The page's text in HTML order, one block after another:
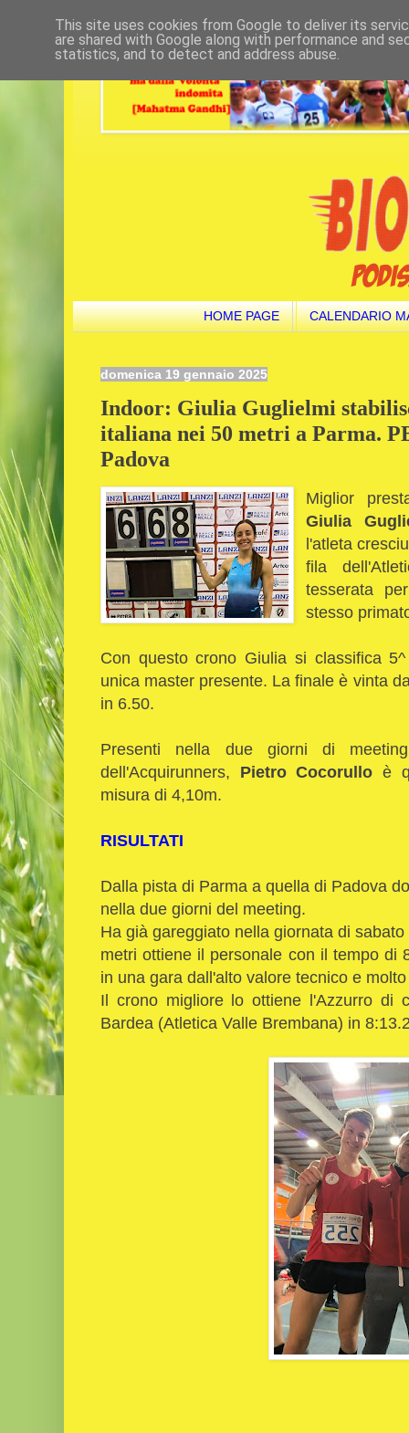
HOME PAGE CALENDARIO
domenica 19 gennaio 2025
Indoor: Giulia Guglielmi
italiana nei 50 metri a Parma.
Padova
Miglior
Giulia
l'atleta
fila
tesserata
stesso
Con questo crono Giulia si classifica
unica master presente. La finale è vinta
in 6.50.
Presenti nella due giorni di
dell'Acquirunners, Pietro Cocorulloè
misura di 4,10m.
RISULTATI
Dalla pista di Parma a quella di Padova
nella due giorni del meeting.
Ha già gareggiato nella giornata di
metri ottiene il personale con il tempo di
in una gara dall'alto valore tecnico e
Il crono migliore lo ottiene l'Azzurro di
Bardea (Atletica Valle Brembana) in
This site uses cookies from Google to deliver its
are shared with Google along with performance and
statistics, and to detect and address abuse.